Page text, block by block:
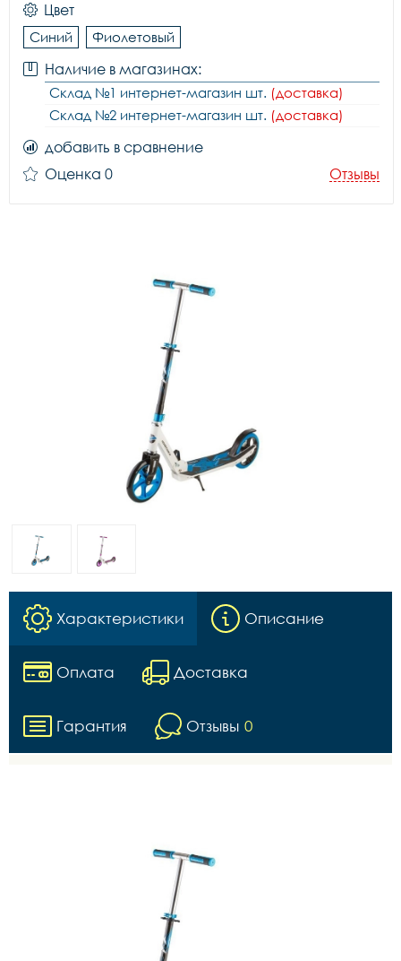
Цвет
Синий Фиолетовый
Наличие в магазинах:
Склад №1 интернет-магазин шт. (доставка)
Склад №2 интернет-магазин шт. (доставка)
добавить в сравнение
Оценка 0
Отзывы
Характеристики Описание
Оплата Доставка
Гарантия Отзывы 0